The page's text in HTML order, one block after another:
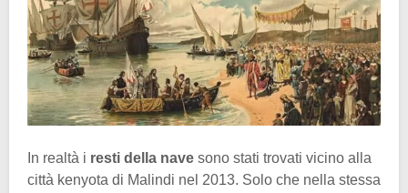
In realtà i resti della nave sono stati trovati vicino alla
città kenyota di Malindi nel 2013. Solo che nella stessa